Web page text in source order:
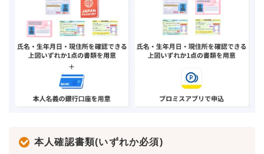
本人確認書類(いずれか必須)